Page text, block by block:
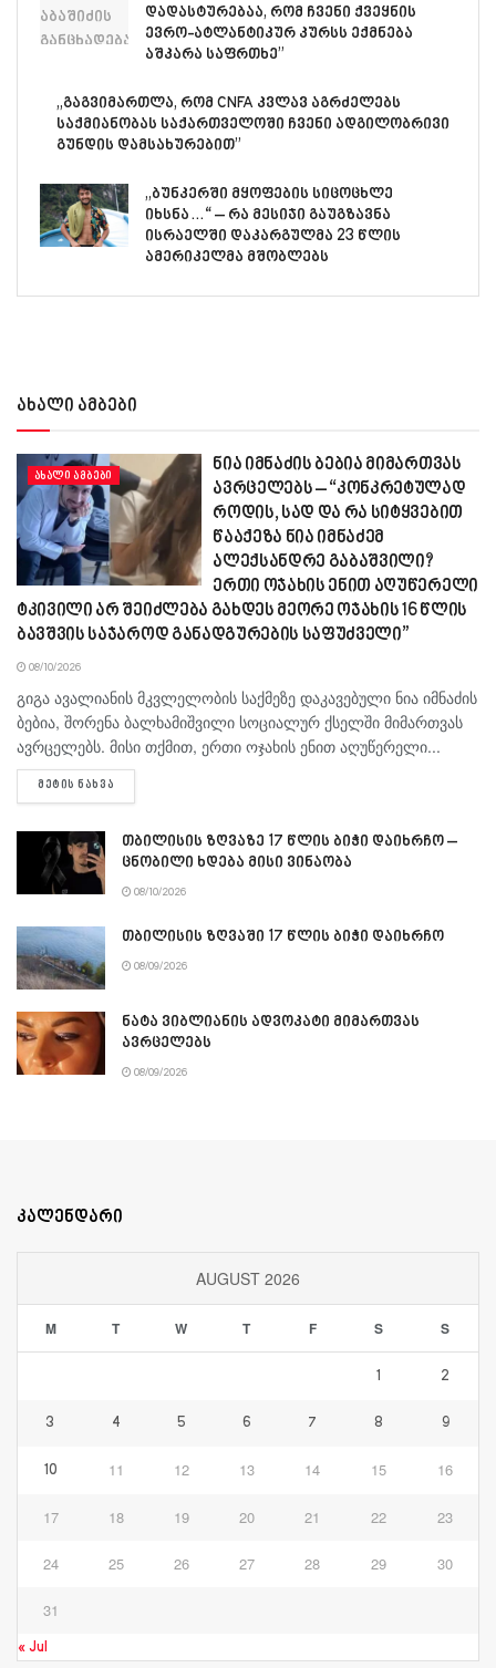
დადასტურებაა, რომ ჩვენი ქვეყნის
ევრო-ატლანტიკურ კურსს ექმნება
აშკარა საფრთხე”
„გაგვიმართლა, რომ CNFA კვლავ აგრძელებს
საქმიანობას საქართველოში ჩვენი ადგილობრივი
გუნდის დამსახურებით”
,,ბუნკერში მყოფების სიცოცხლე
იხსნა…“ – რა მესიჯი გაუგზავნა
ისრაელში დაკარგულმა 23 წლის
ამერიკელმა მშობლებს
ახალი ამბები
ᲐᲮᲐᲚᲘ ᲐᲛᲑᲔᲑᲘ
ნია იმნაძის ბებია მიმართვას
ავრცელებს – “კონკრეტულად
როდის, სად და რა სიტყვებით
წააქეზა ნია იმნაძემ
ალექსანდრე გაბაშვილი?
ერთი ოჯახის ენით აღუწერელი
ტკივილი არ შეიძლება გახდეს მეორე ოჯახის 16 წლის
ბავშვის საჯაროდ განადგურების საფუძველი”
08/10/2026
გიგა ავა­ლი­ა­ნის მკვლე­ლო­ბის საქ­მე­ზე და­კა­ვე­ბუ­ლი ნია იმ­ნა­ძის
ბე­ბია, შო­რე­ნა ბალ­ხა­მიშ­ვი­ლი სო­ცი­ა­ლურ ქსელ­ში მი­მარ­თვას
ავ­რცე­ლებს. მისი თქმით, ერთი ოჯა­ხის ენით აღუ­წე­რე­ლი...
ᲛᲔᲢᲘᲡ ᲜᲐᲮᲕᲐ
თბილისის ზღვაზე 17 წლის ბიჭი დაიხრჩო –
ცნობილი ხდება მისი ვინაობა
08/10/2026
თბილისის ზღვაში 17 წლის ბიჭი დაიხრჩო
08/09/2026
ნატა ვიბლიანის ადვოკატი მიმართვას
ავრცელებს
08/09/2026
კალენდარი
AUGUST 2026
M T W T F S S
1 2
3 4 5 6 7 8 9
10 11 12 13 14 15 16
17 18 19 20 21 22 23
24 25 26 27 28 29 30
31
« Jul